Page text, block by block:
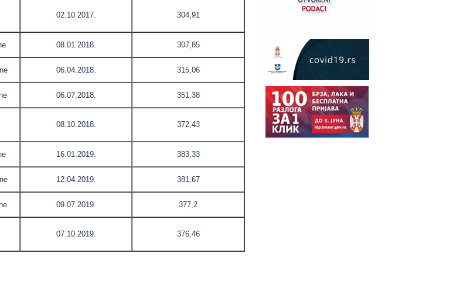
02.10.2017. 304,91
08.01.2018. 307,85
06.04.2018. 315,06
06.07.2018. 351,38
08.10.2018. 372,43
16.01.2019. 383,33
12.04.2019. 381,67
09.07.2019. 377,2
07.10.2019. 376,46